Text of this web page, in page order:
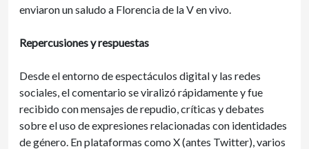
enviaron un saludo a Florencia de la V en vivo.
Repercusiones y respuestas
Desde el entorno de espectáculos digital y las redes
sociales, el comentario se viralizó rápidamente y fue
recibido con mensajes de repudio, críticas y debates
sobre el uso de expresiones relacionadas con identidades
de género. En plataformas como X (antes Twitter), varios